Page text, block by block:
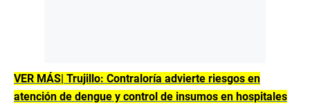
VER MÁS| Trujillo: Contraloría advierte riesgos en
atención de dengue y control de insumos en hospitales